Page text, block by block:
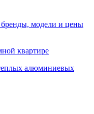
бренды, модели и цены
квартире
алюминиевых